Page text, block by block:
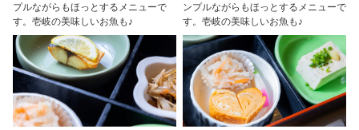
プルながらもほっとするメニューで
す。壱岐の美味しいお魚も♪
ンプルながらもほっとするメニューで
す。壱岐の美味しいお魚も♪